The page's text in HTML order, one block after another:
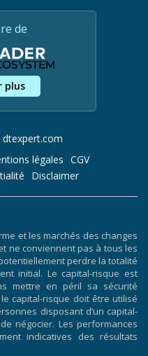
de
plus
légales CGV
Disclaimer
et les marchés des changes
ne conviennent pas à tous les
perdre la totalité
initial. Le capital-risque est
mettre en péril sa sécurité
capital-risque doit être utilisé
disposant d’un capital-
négocier. Les performances
indicatives des résultats